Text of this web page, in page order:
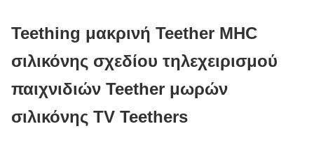
Teething μακρινή Teether MHC
σιλικόνης σχεδίου τηλεχειρισμού
παιχνιδιών Teether μωρών
σιλικόνης TV Teethers